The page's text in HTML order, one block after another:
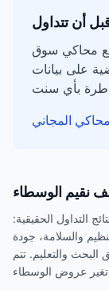
أن تتداول
مع محاكي سوق
على بيانات
المجاني
نقيم الوسطاء
التداول الحقيقية:
والسلامة، جودة
والتعليم. تتم